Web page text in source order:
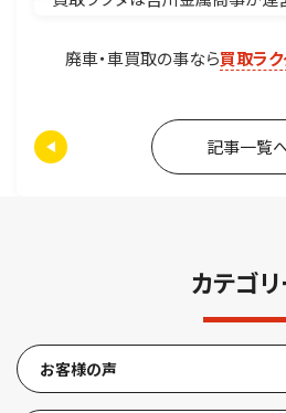
廃車・車買取の事なら買取ラ
記事一覧
カテゴ
お客様の声